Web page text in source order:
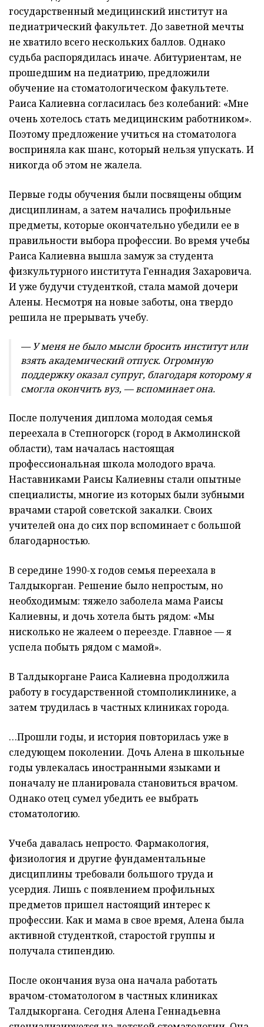
государственный медицинский институт на
педиатрический факультет. До заветной мечты
не хватило всего нескольких баллов. Однако
судьба распорядилась иначе. Абитуриентам, не
прошедшим на педиатрию, предложили
обучение на стоматологическом факультете.
Раиса Калиевна согласилась без колебаний: «Мне
очень хотелось стать медицинским работником».
Поэтому предложение учиться на стоматолога
восприняла как шанс, который нельзя упускать. И
никогда об этом не жалела.
Первые годы обучения были посвящены общим
дисциплинам, а затем начались профильные
предметы, которые окончательно убедили ее в
правильности выбора профессии. Во время учебы
Раиса Калиевна вышла замуж за студента
физкультурного института Геннадия Захаровича.
И уже будучи студенткой, стала мамой дочери
Алены. Несмотря на новые заботы, она твердо
решила не прерывать учебу.
— У меня не было мысли бросить институт или
взять академический отпуск. Огромную
поддержку оказал супруг, благодаря которому я
смогла окончить вуз, — вспоминает она.
После получения диплома молодая семья
переехала в Степногорск (город в Акмолинской
области), там началась настоящая
профессиональная школа молодого врача.
Наставниками Раисы Калиевны стали опытные
специалисты, многие из которых были зубными
врачами старой советской закалки. Своих
учителей она до сих пор вспоминает с большой
благодарностью.
В середине 1990-х годов семья переехала в
Талдыкорган. Решение было непростым, но
необходимым: тяжело заболела мама Раисы
Калиевны, и дочь хотела быть рядом: «Мы
нисколько не жалеем о переезде. Главное — я
успела побыть рядом с мамой».
В Талдыкоргане Раиса Калиевна продолжила
работу в государственной стомполиклинике, а
затем трудилась в частных клиниках города.
…Прошли годы, и история повторилась уже в
следующем поколении. Дочь Алена в школьные
годы увлекалась иностранными языками и
поначалу не планировала становиться врачом.
Однако отец сумел убедить ее выбрать
стоматологию.
Учеба давалась непросто. Фармакология,
физиология и другие фундаментальные
дисциплины требовали большого труда и
усердия. Лишь с появлением профильных
предметов пришел настоящий интерес к
профессии. Как и мама в свое время, Алена была
активной студенткой, старостой группы и
получала стипендию.
После окончания вуза она начала работать
врачом-стоматологом в частных клиниках
Талдыкоргана. Сегодня Алена Геннадьевна